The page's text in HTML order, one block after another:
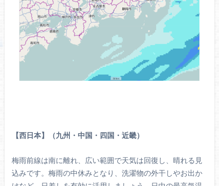
【西日本】（九州・中国・四国・近畿）
梅雨前線は南に離れ、広い範囲で天気は回復し、晴れる見
込みです。梅雨の中休みとなり、洗濯物の外干しやお出か